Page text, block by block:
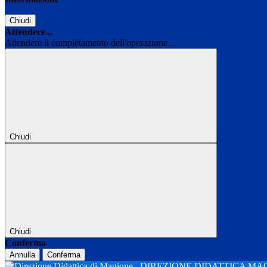
Chiudi
Attendere...
Attendere il completamento dell'operazione...
Chiudi
Chiudi
Conferma
Annulla Conferma